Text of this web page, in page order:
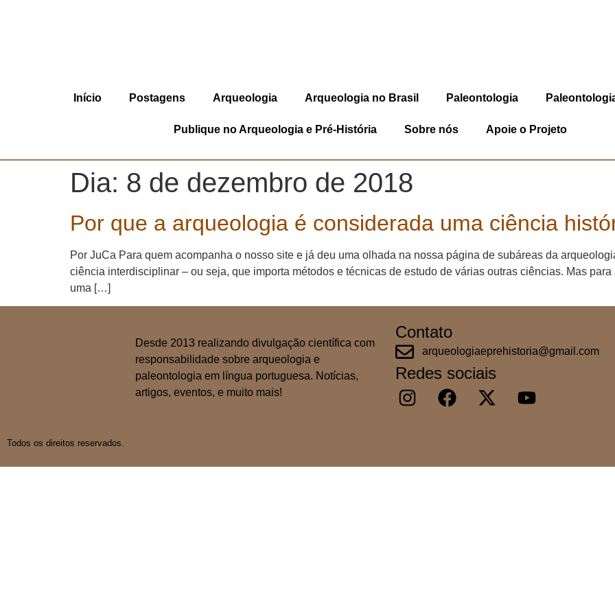
Início Postagens Arqueologia Arqueologia no Brasil Paleontologia
Publique no Arqueologia e Pré-História Sobre nós Apoie o Projeto
Dia: 8 de dezembro de 2018
Por que a arqueologia é considerada uma ciência
Por JuCa Para quem acompanha o nosso site e já deu uma olhada na nossa página de subáreas da
ciência interdisciplinar – ou seja, que importa métodos e técnicas de estudo de várias outras ciências. Mas
uma […]
Desde 2013 realizando divulgação científica com
responsabilidade sobre arqueologia e
paleontologia em língua portuguesa. Notícias,
artigos, eventos, e muito mais!
Contato
arqueologiaeprehistoria@gmail.com
Redes sociais
Todos os direitos reservados.